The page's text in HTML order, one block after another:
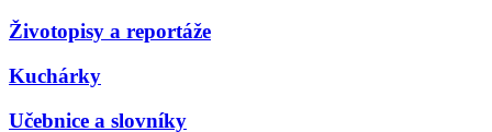
Životopisy a reportáže
Kuchárky
Učebnice a slovníky